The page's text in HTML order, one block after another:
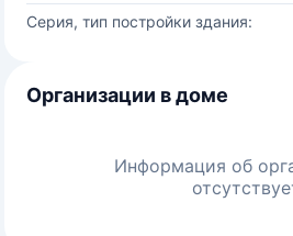
Серия, тип постройки здания:
Организации в доме
Информация об